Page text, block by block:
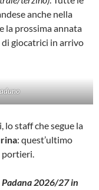
anche nella
la prossima annata
giocatrici in arrivo
lo staff che segue la
: quest’ultimo
portieri.
Padana 2026/27 in